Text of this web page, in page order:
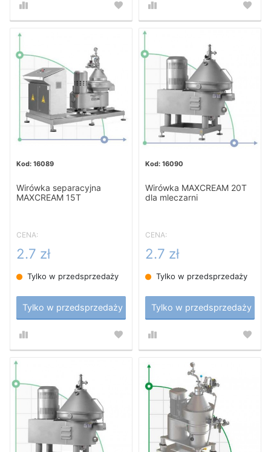
16089
Wirówka separacyjna
MAXCREAM 15T
CENA:
2.7 zł
Tylko w przedsprzedaży
Tylko w przedsprzedaży
16090
Wirówka MAXCREAM 20T
dla mleczarni
CENA:
2.7 zł
Tylko w przedsprzedaży
Tylko w przedsprzedaży